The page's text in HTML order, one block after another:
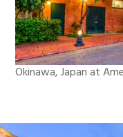
Okinawa, Japan at